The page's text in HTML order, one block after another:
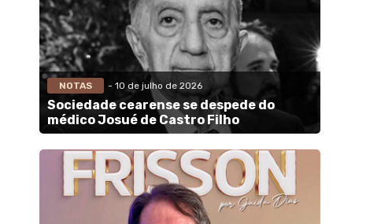
NOTAS - 10 de julho de 2026
Sociedade cearense se despede do
médico Josué de Castro Filho